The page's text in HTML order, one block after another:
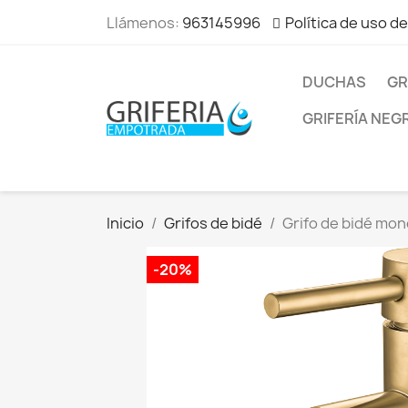
Llámenos: 963145996 Política de uso
DUCHAS
GRIFERÍA
Inicio Grifos de bidé Grifo de bidé
-20%